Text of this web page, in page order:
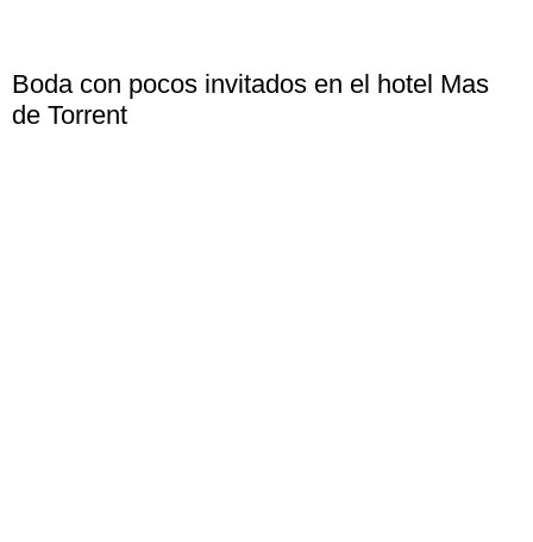
Boda con pocos invitados en el hotel Mas
de Torrent